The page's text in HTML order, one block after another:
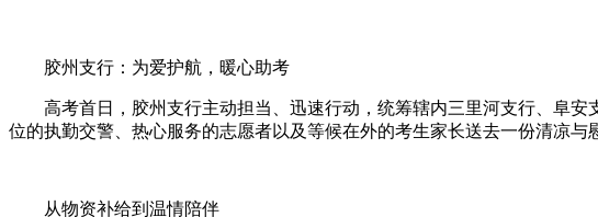
胶州支行：为爱护航，暖心助考
高考首日，胶州支行主动担当、迅速行动，统筹辖内三里河支行、阜
位的执勤交警、热心服务的志愿者以及等候在外的考生家长送去一份清凉与
从物资补给到温情陪伴